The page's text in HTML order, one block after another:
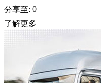
分享至: 0
了解更多